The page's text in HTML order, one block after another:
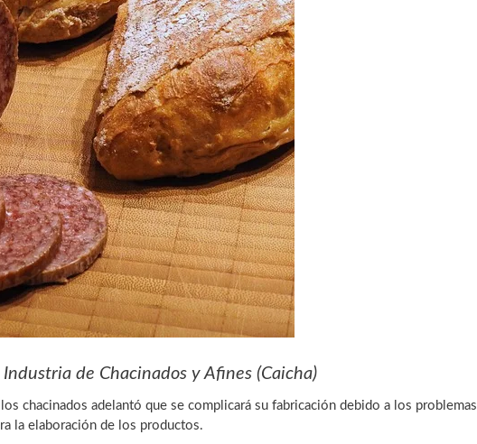
de Chacinados y Afines (Caicha)
chacinados adelantó que se complicará su fabricación debido a los problemas
la elaboración de los productos.